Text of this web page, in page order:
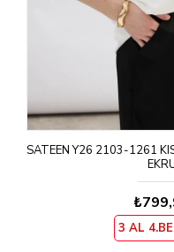
SATEEN Y26 2103-1261
3 AL